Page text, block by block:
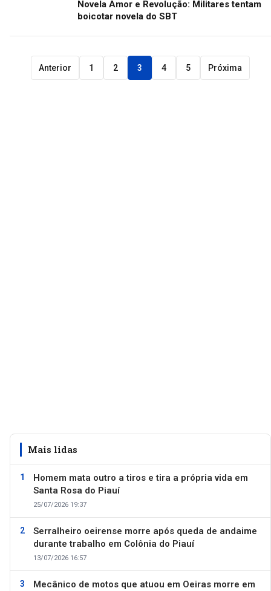
Novela Amor e Revolução: Militares tentam
boicotar novela do SBT
Anterior 1 2 3 4 5 Próxima
Mais lidas
Homem mata outro a tiros e tira a própria vida em
Santa Rosa do Piauí
25/07/2026 19:37
Serralheiro oeirense morre após queda de andaime
durante trabalho em Colônia do Piauí
13/07/2026 16:57
Mecânico de motos que atuou em Oeiras morre em